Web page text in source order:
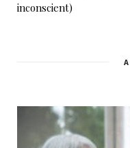
inconscient)